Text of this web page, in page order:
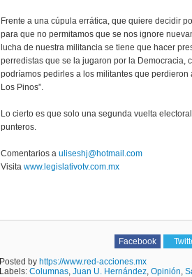
Frente a una cúpula errática, que quiere decidir
para que no permitamos que se nos ignore
lucha de nuestra militancia se tiene que hacer
perredistas que se la jugaron por la Democracia,
podríamos pedirles a los militantes que
Los Pinos”.
Lo cierto es que solo una segunda vuelta
punteros.
Comentarios a uliseshj@hotmail.com
Visita www.legislativotv.com.mx
Facebook
Posted by https://www.red-acciones.mx
Labels: Columnas, Juan U. Hernández, Opinión,